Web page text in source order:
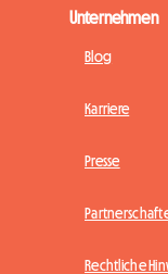
Unternehmen
Blog
Karriere
Presse
Rechtliche